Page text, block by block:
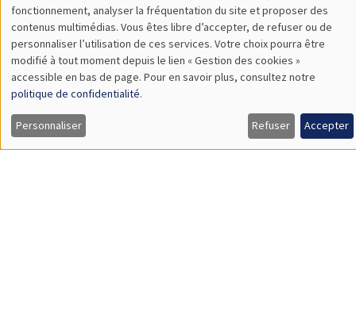
Anisha Ghosh*, Marco Matani**
AMSE
Ramadan Observance and Child Punishment: Cross-country
Evidence*
The Proximity-Concentration Trade-Off under Variable Markups
and Multiproduct Firms**